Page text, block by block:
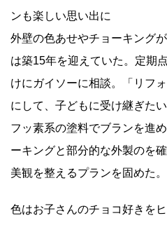
ンも楽しい思い出に
外壁の色あせやチョーキング
は築15年を迎えていた。定期
けにガイソーに相談。「リフ
にして、子どもに受け継ぎた
フッ素系の塗料でブランを進
ーキングと部分的な外製のを
美観を整えるプランを固めた。
色はお子さんのチョコ好きを